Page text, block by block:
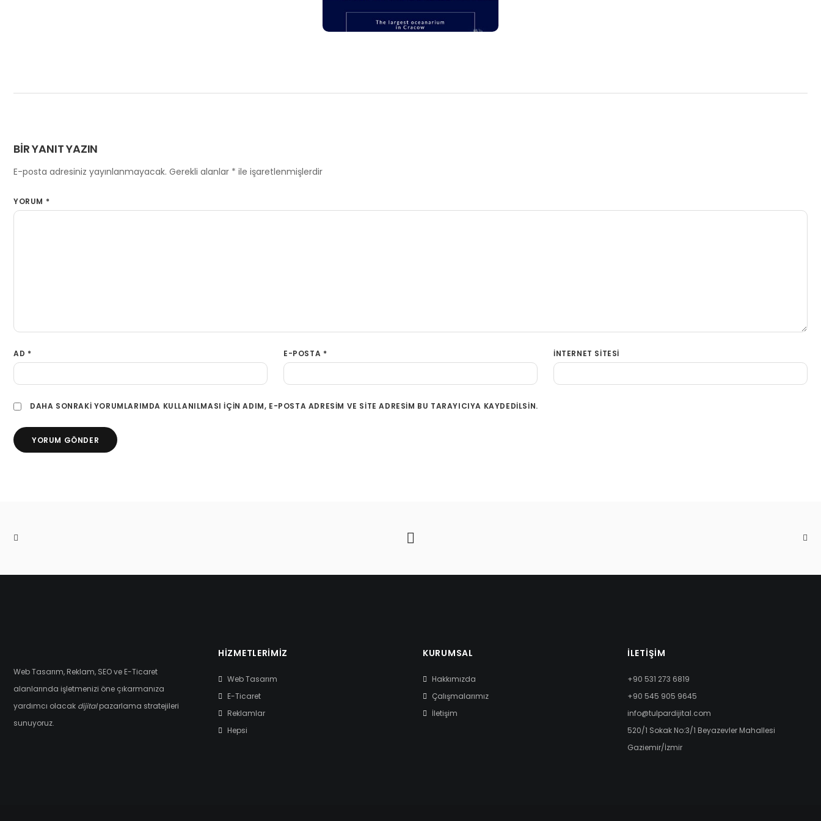
BIR YANIT YAZIN
E-posta adresiniz yayınlanmayacak. Gerekli alanlar * ile işaretlenmişlerdir
YORUM *
AD * E-POSTA * İNTERNET SITESI
DAHA SONRAKI YORUMLARIMDA KULLANILMASI IÇIN ADIM, E-POSTA ADRESIM VE SITE ADRESIM BU TARAYICIYA KAYDEDILSIN.
Web Tasarım, Reklam, SEO ve E-Ticaret
alanlarında işletmenizi öne çıkarmanıza
yardımcı olacak dijitalpazarlama stratejileri
sunuyoruz.
HIZMETLERIMIZ
Web Tasarım
E-Ticaret
Reklamlar
Hepsi
KURUMSAL
Hakkımızda
Çalışmalarımız
İletişim
İLETIŞIM
+90 531 273 6819
+90 545 905 9645
info@tulpardijital.com
520/1 Sokak No:3/1 Beyazevler Mahallesi
Gaziemir/İzmir